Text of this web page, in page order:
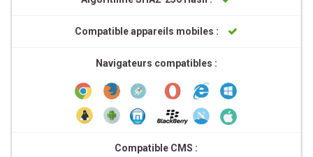
Compatible appareils mobiles :
Navigateurs compatibles :
Compatible CMS :